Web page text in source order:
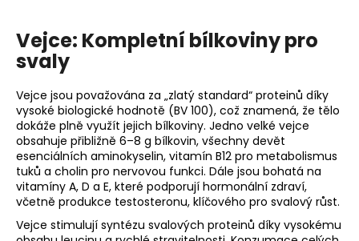
Vejce: Kompletní bílkoviny pro
svaly
Vejce jsou považována za „zlatý standard“ proteinů díky
vysoké biologické hodnotě (BV 100), což znamená, že tělo
dokáže plně využít jejich bílkoviny. Jedno velké vejce
obsahuje přibližně 6–8 g bílkovin, všechny devět
esenciálních aminokyselin, vitamín B12 pro metabolismus
tuků a cholin pro nervovou funkci. Dále jsou bohatá na
vitamíny A, D a E, které podporují hormonální zdraví,
včetně produkce testosteronu, klíčového pro svalový růst.
Vejce stimulují syntézu svalových proteinů díky vysokému